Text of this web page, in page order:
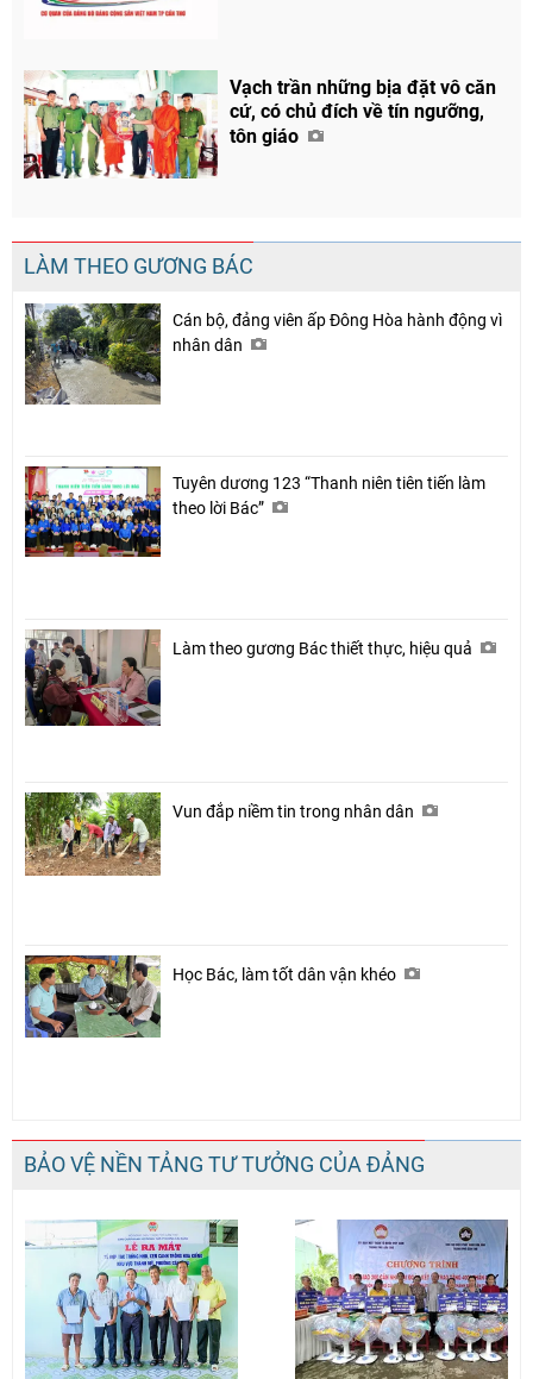
Facebook
Vạch trần những bịa đặt vô căn
cứ, có chủ đích về tín ngưỡng,
tôn giáo
LÀM THEO GƯƠNG BÁC
Cán bộ, đảng viên ấp Đông Hòa hành động vì
nhân dân
Tuyên dương 123 “Thanh niên tiên tiến làm
theo lời Bác”
Làm theo gương Bác thiết thực, hiệu quả
Vun đắp niềm tin trong nhân dân
Học Bác, làm tốt dân vận khéo
BẢO VỆ NỀN TẢNG TƯ TƯỞNG CỦA ĐẢNG